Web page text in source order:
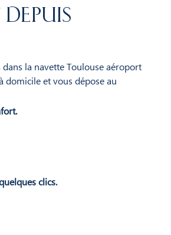
la navette Toulouse aéroport
domicile et vous dépose au
clics.